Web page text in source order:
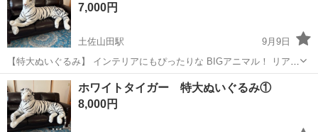
作業になります。①部品を...
7,000円
土佐山田駅
9月9日
【特大ぬいぐるみ】 インテリアにもぴったりな BIGアニマル！ リアル
な動物のぬいぐるみ ホワイトタイガー ビニール袋に入れて保管してい
たので汚れもなく綺麗です。 別で出品している①のホワイトタイガー
より少し小さめです。
高知 香美市 土佐山田駅 ソファ ホワイトタイガー
ホワイトタイガー 特大ぬいぐるみ①
8,000円